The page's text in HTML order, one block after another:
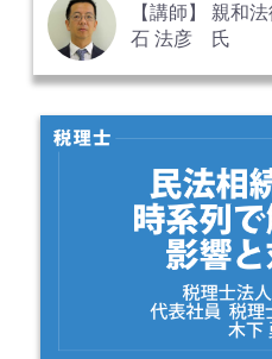
【講師】 親
石 法彦 氏